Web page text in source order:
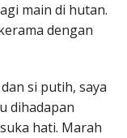
main di hutan.
dengan
si putih, saya
dihadapan
hati. Marah